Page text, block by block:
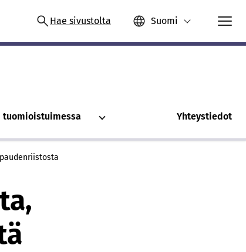
Hae sivustolta Suomi
tuomioistuimessa Yhteystiedot